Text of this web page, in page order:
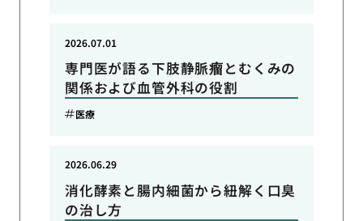
専門医が語る下肢静脈瘤とむくみの
関係および血管外科の役割
2026.07.01
医療
消化酵素と腸内細菌から紐解く口臭
の治し方
2026.06.29